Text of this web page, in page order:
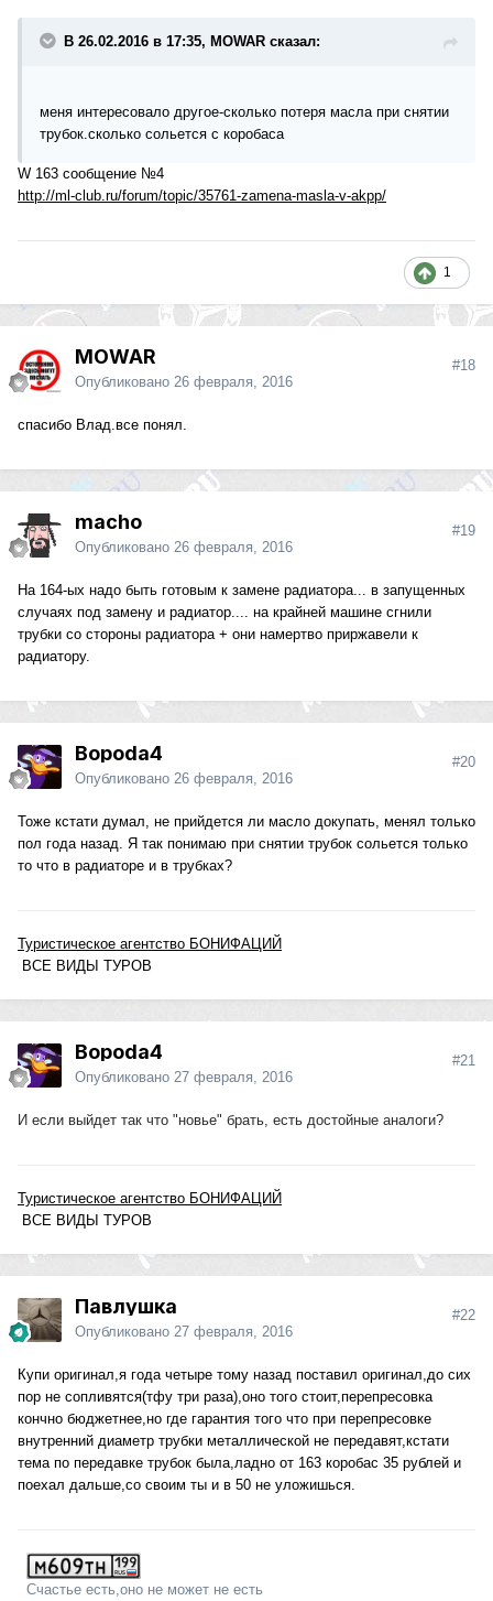
В 26.02.2016 в 17:35, MOWAR сказал:
меня интересовало другое-сколько потеря масла при снятии
трубок.сколько сольется с коробаса
W 163 сообщение №4
http://ml-club.ru/forum/topic/35761-zamena-masla-v-akpp/
1
MOWAR
Опубликовано 26 февраля, 2016
#18
спасибо Влад.все понял.
macho
Опубликовано 26 февраля, 2016
#19
На 164-ых надо быть готовым к замене радиатора... в запущенных
случаях под замену и радиатор.... на крайней машине сгнили
трубки со стороны радиатора + они намертво приржавели к
радиатору.
Bopoda4
Опубликовано 26 февраля, 2016
#20
Тоже кстати думал, не прийдется ли масло докупать, менял только
пол года назад. Я так понимаю при снятии трубок сольется только
то что в радиаторе и в трубках?
Туристическое агентство БОНИФАЦИЙ
ВСЕ ВИДЫ ТУРОВ
Bopoda4
Опубликовано 27 февраля, 2016
#21
И если выйдет так что "новье" брать, есть достойные аналоги?
Туристическое агентство БОНИФАЦИЙ
ВСЕ ВИДЫ ТУРОВ
Павлушка
Опубликовано 27 февраля, 2016
#22
Купи оригинал,я года четыре тому назад поставил оригинал,до сих
пор не сопливятся(тфу три раза),оно того стоит,перепресовка
кончно бюджетнее,но где гарантия того что при перепресовке
внутренний диаметр трубки металлической не передавят,кстати
тема по передавке трубок была,ладно от 163 коробас 35 рублей и
поехал дальше,со своим ты и в 50 не уложишься.
Счастье есть,оно не может не есть